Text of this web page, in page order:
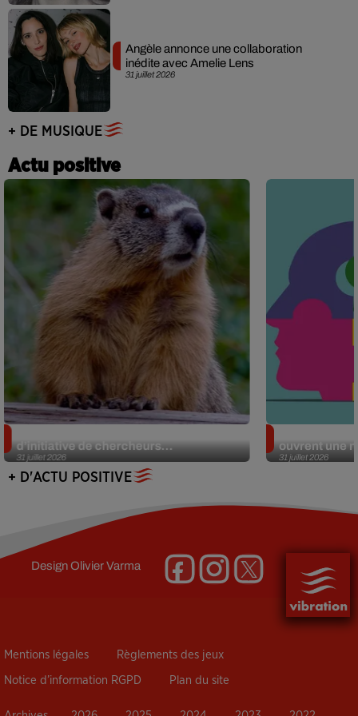
31 juillet 2026
Angèle annonce une collaboration
inédite avec Amelie Lens
+ DE MUSIQUE
Actu positive
31 juillet 2026
d’initiative de chercheurs...
31 juillet 2026
ouvrent une
+ D'ACTU POSITIVE
DesignOlivier Varma
Mentions légales Règlements des jeux
Notice d’information RGPD Plan du site